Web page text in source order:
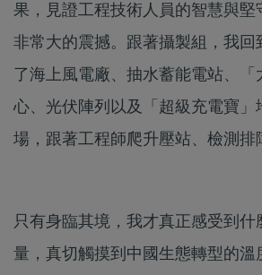
果，見證工程技術人員的智慧與堅
非常大的震撼。跟著攝製組，我回
了海上風電廠、抽水蓄能電站、「
心、光伏陣列以及「超級充電寶」
場，跟著工程師爬升壓站、檢測
只有身臨其境，我才真正感受到什
量，真切觸摸到中國生態轉型的溫